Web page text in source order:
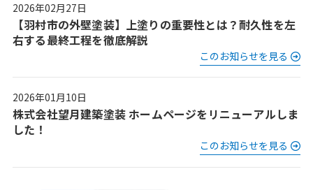
2026年02月27日
【羽村市の外壁塗装】上塗りの重要性とは？耐久性を左
右する最終工程を徹底解説
このお知らせを見る
2026年01月10日
株式会社望月建築塗装 ホームページをリニューアルしま
した！
このお知らせを見る